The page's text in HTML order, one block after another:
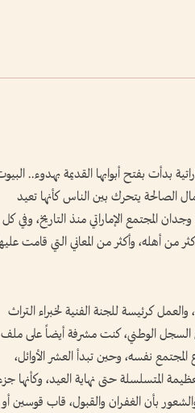
بدأت بفتح أبوابها القديمة بهدوء..
الصالحة يتحرك بين الناس كأنها تعيد
المجتمع الإماراتي منذ التاريخ، وفي كل
من أهله، وأكثر من المعاني التي قامت
كرئيسة للجنة الفنية لخبراء التراث
السجل الوطني، كنت مشرفة أيضاً على ملف
المجتمع نفسه، وحين تبدأ العشر الأوائل،
المتسلسلة حتى نهاية العيد، وكأنها
بأن الغفران والقبول، قاب قوسين أو